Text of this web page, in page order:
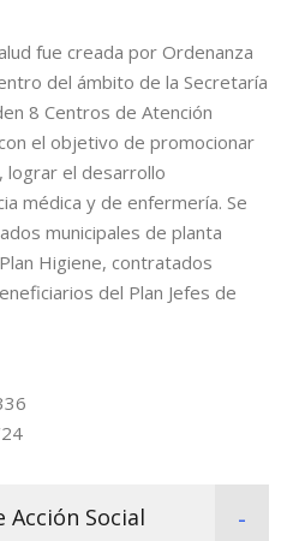
fue creada por Ordenanza
del ámbito de la Secretaría
8 Centros de Atención
el objetivo de promocionar
lograr el desarrollo
médica y de enfermería. Se
municipales de planta
Higiene, contratados
del Plan Jefes de
Social